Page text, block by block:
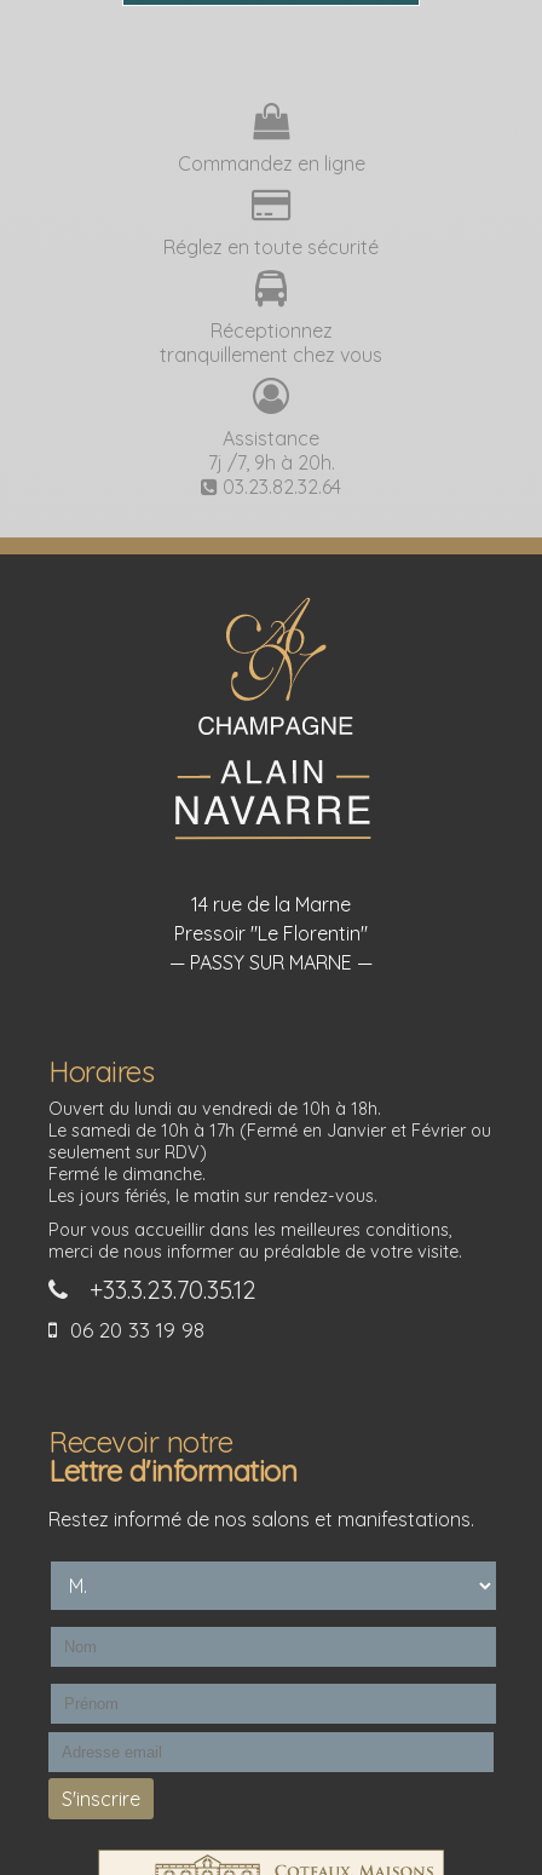
Commandez en ligne
Réglez en toute sécurité
Réceptionnez
tranquillement chez vous
Assistance
7j /7, 9h à 20h.
03.23.82.32.64
14 rue de la Marne
Pressoir "Le Florentin"
— PASSY SUR MARNE —
Horaires
Ouvert du lundi au vendredi de 10h à 18h.
Le samedi de 10h à 17h (Fermé en Janvier et Février ou
seulement sur RDV)
Fermé le dimanche.
Les jours fériés, le matin sur rendez-vous.
Pour vous accueillir dans les meilleures conditions,
merci de nous informer au préalable de votre visite.
+33.3.23.70.35.12
06 20 33 19 98
Recevoir notre
Lettre d'information
Restez informé de nos salons et manifestations.